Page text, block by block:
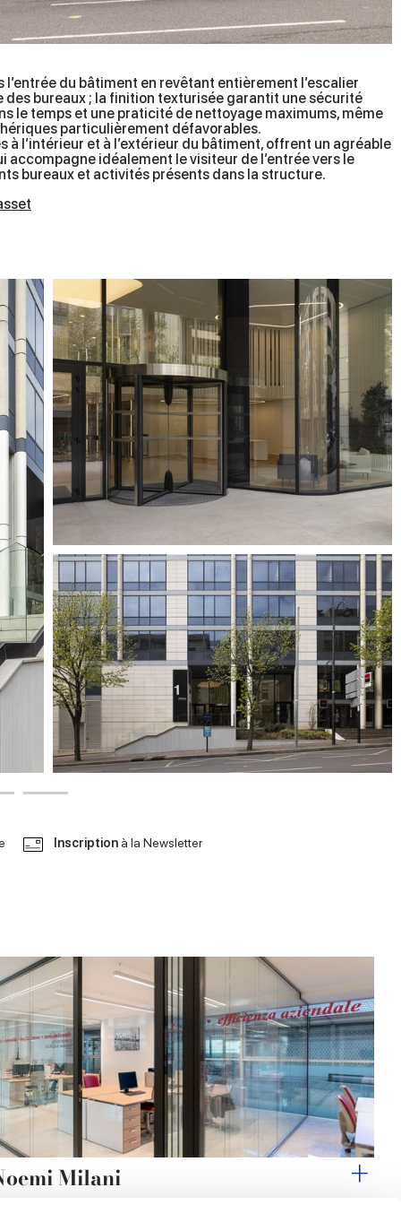
du bâtiment en revêtant entièrement l’escalier
des bureaux ; la finition texturisée garantit une sécurité
le temps et une praticité de nettoyage maximums, même
particulièrement défavorables.
à l’intérieur et à l’extérieur du bâtiment, offrent un agréable
idéalement le visiteur de l’entrée vers le
bureaux et activités présents dans la structure.
Inscription à la Newsletter
Milani